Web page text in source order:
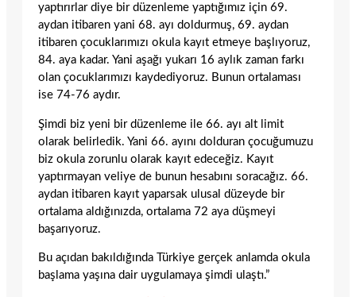
yaptırırlar diye bir düzenleme yaptığımız için 69.
aydan itibaren yani 68. ayı doldurmuş, 69. aydan
itibaren çocuklarımızı okula kayıt etmeye başlıyoruz,
84. aya kadar. Yani aşağı yukarı 16 aylık zaman farkı
olan çocuklarımızı kaydediyoruz. Bunun ortalaması
ise 74-76 aydır.
Şimdi biz yeni bir düzenleme ile 66. ayı alt limit
olarak belirledik. Yani 66. ayını dolduran çocuğumuzu
biz okula zorunlu olarak kayıt edeceğiz. Kayıt
yaptırmayan veliye de bunun hesabını soracağız. 66.
aydan itibaren kayıt yaparsak ulusal düzeyde bir
ortalama aldığınızda, ortalama 72 aya düşmeyi
başarıyoruz.
Bu açıdan bakıldığında Türkiye gerçek anlamda okula
başlama yaşına dair uygulamaya şimdi ulaştı.”